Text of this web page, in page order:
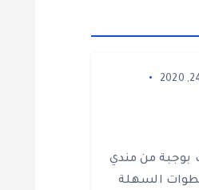
بوجبة من مندي
السهلة